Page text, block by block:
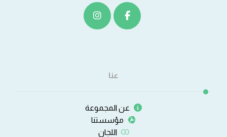
عنا
عن المجموعة
مؤسستنا
اللجان